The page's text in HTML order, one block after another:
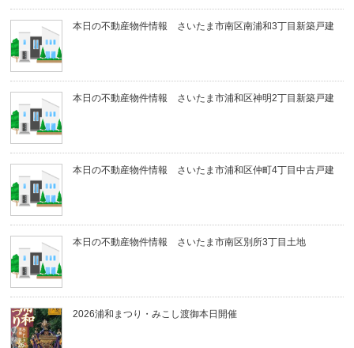
本日の不動産物件情報 さいたま市南区南浦和3丁目新築戸建
本日の不動産物件情報 さいたま市浦和区神明2丁目新築戸建
本日の不動産物件情報 さいたま市浦和区仲町4丁目中古戸建
本日の不動産物件情報 さいたま市南区別所3丁目土地
2026浦和まつり・みこし渡御本日開催